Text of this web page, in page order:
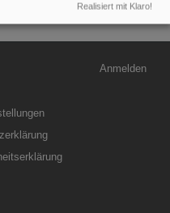
Benutzermenü
Anmelden
Realisiert mit Klaro!